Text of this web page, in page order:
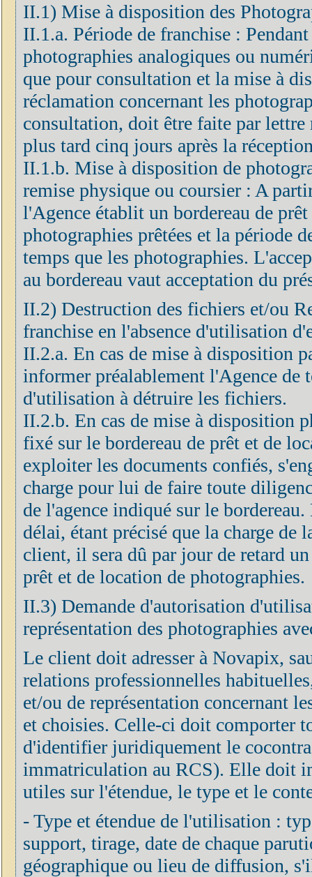
II.1) Mise à disposition des
II.1.a. Période de franchise :
photographies analogiques ou
que pour consultation et la mise à
réclamation concernant les
consultation, doit être faite par lettre
plus tard cinq jours après la
II.1.b. Mise à disposition de
remise physique ou coursier : A
l'Agence établit un bordereau de
photographies prêtées et la période
temps que les photographies.
au bordereau vaut acceptation du
II.2) Destruction des fichiers et/ou
franchise en l'absence d'utilisation
II.2.a. En cas de mise à disposition
informer préalablement l'Agence de
d'utilisation à détruire les fichiers.
II.2.b. En cas de mise à disposition
fixé sur le bordereau de prêt et de
exploiter les documents confiés,
charge pour lui de faire toute
de l'agence indiqué sur le
délai, étant précisé que la charge de
client, il sera dû par jour de retard
prêt et de location de photographies.
II.3) Demande d'autorisation
représentation des photographies
Le client doit adresser à Novapix,
relations professionnelles
et/ou de représentation concernant
et choisies. Celle-ci doit comporter
d'identifier juridiquement le
immatriculation au RCS). Elle doit
utiles sur l'étendue, le type et le
- Type et étendue de l'utilisation :
support, tirage, date de chaque
géographique ou lieu de diffusion,